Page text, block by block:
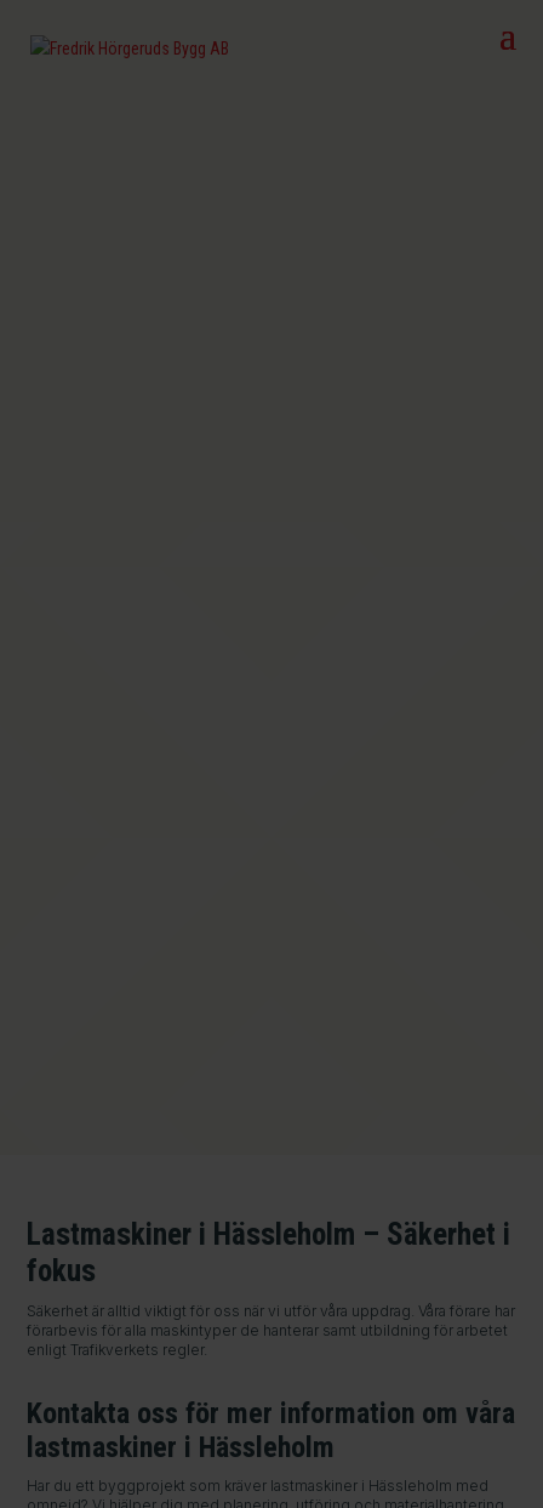
Lastmaskiner i Hässleholm – Säkerhet i
fokus
Säkerhet är alltid viktigt för oss när vi utför våra uppdrag. Våra förare har
förarbevis för alla maskintyper de hanterar samt utbildning för arbetet
enligt Trafikverkets regler.
Kontakta oss för mer information om våra
lastmaskiner i Hässleholm
Har du ett byggprojekt som kräver lastmaskiner i Hässleholm med